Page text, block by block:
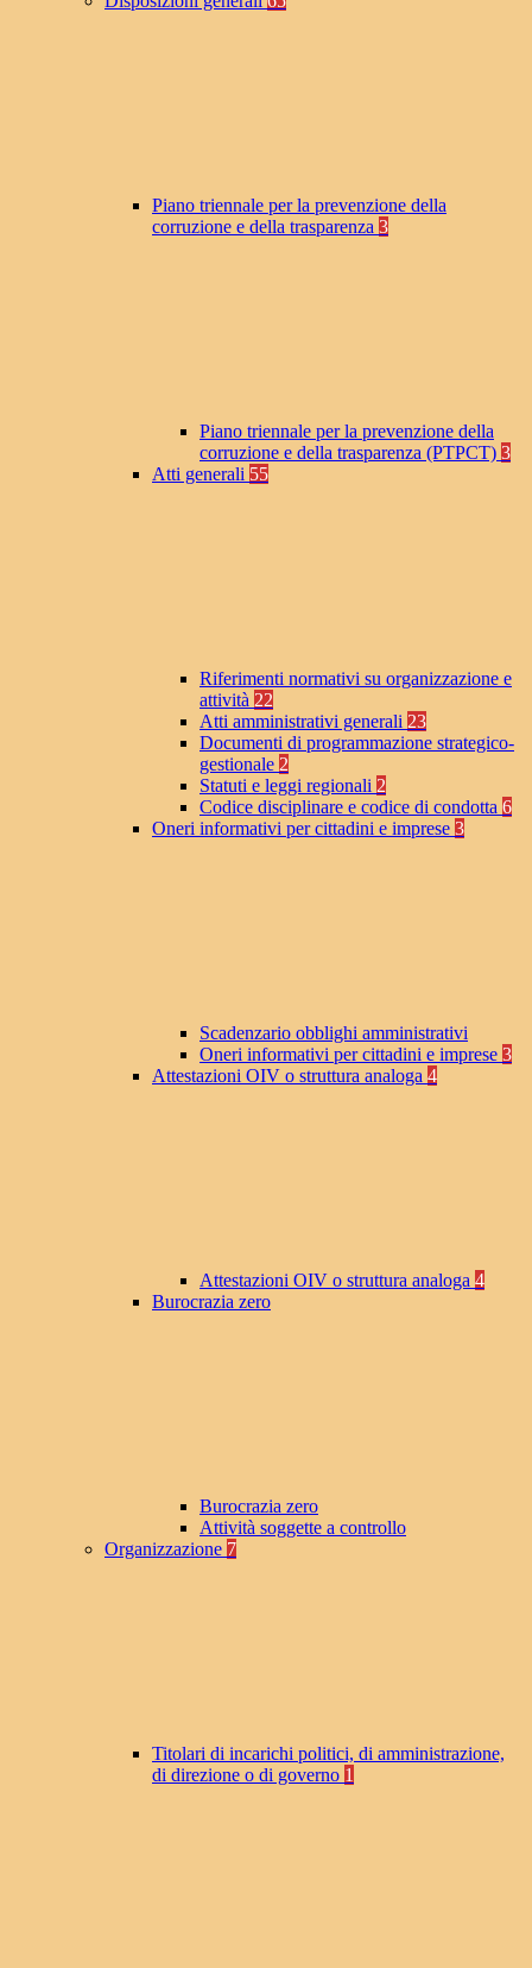
Piano triennale per la prevenzione della
corruzione e della trasparenza 3
Piano triennale per la prevenzione della
corruzione e della trasparenza (PTPCT) 3
Atti generali 55
Riferimenti normativi su organizzazione e
attività 22
Atti amministrativi generali 23
Documenti di programmazione strategico-
gestionale 2
Statuti e leggi regionali 2
Codice disciplinare e codice di condotta 6
Oneri informativi per cittadini e imprese 3
Scadenzario obblighi amministrativi
Oneri informativi per cittadini e imprese 3
Attestazioni OIV o struttura analoga 4
Attestazioni OIV o struttura analoga 4
Burocrazia zero
Burocrazia zero
Attività soggette a controllo
Organizzazione 7
Titolari di incarichi politici, di amministrazione,
di direzione o di governo 1